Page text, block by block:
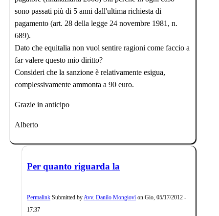
sono passati più di 5 anni dall'ultima richiesta di
pagamento (art. 28 della legge 24 novembre 1981, n.
689).
Dato che equitalia non vuol sentire ragioni come faccio a
far valere questo mio diritto?
Consideri che la sanzione è relativamente esigua,
complessivamente ammonta a 90 euro.
Grazie in anticipo
Alberto
Per quanto riguarda la
Permalink Submitted by Avv. Danilo Mongiovì on Gio, 05/17/2012 -
17:37